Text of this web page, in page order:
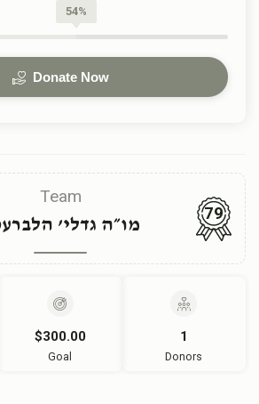
54%
Donate Now
Team
מו״ה גדלי’
79
$300.00
Goal
1
Donors